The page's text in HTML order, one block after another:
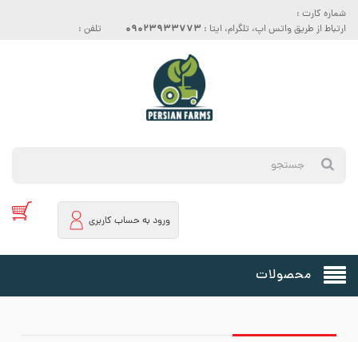
شماره کارت :
ارتباط از طریق واتس اپ، تلگرام، ایتا : 09023933773 تلفن :
ورود به حساب کاربری
محصولات